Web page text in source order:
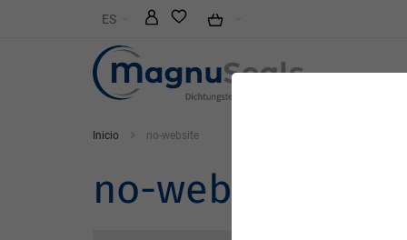
al
contenido
ES
Inicio no-website
no-website